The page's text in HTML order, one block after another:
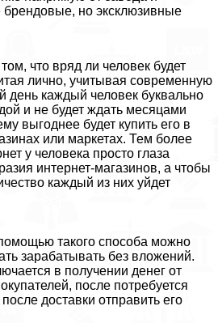
брендовые, но эксклюзивные
что вряд ли человек будет
лично, учитывая современную
день каждый человек буквально
и не будет ждать месяцами
выгоднее будет купить его в
или маркетах. Тем более
у человека просто глаза
интернет-магазинов, а чтобы
каждый из них уйдет
такого способа можно
заpaбатывать без вложений.
в получении денег от
после потребуется
доставки отправить его